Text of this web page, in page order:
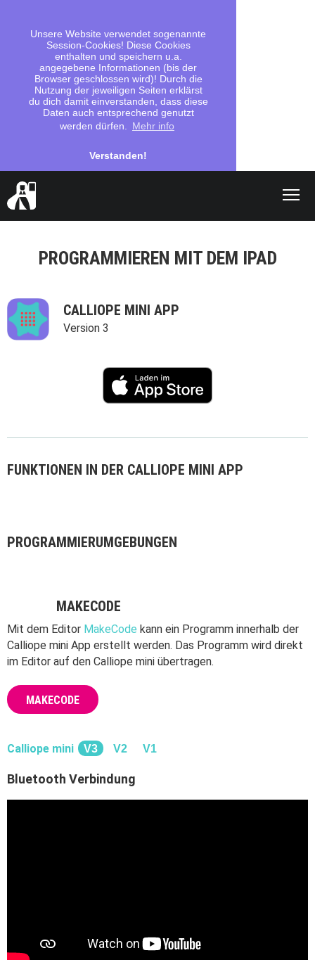
Unsere Website verwendet sogenannte
Session-Cookies! Diese Cookies
enthalten und speichern u.a.
angegebene Informationen (bis der
Browser geschlossen wird)! Durch die
Nutzung der jeweiligen Seiten erklärst
du dich damit einverstanden, dass diese
Daten auch entsprechend genutzt
werden dürfen.
Mehr info
Verstanden!
search
Los geht's
Programmieren
Schulen
PROGRAMMIEREN MIT DEM IPAD
CALLIOPE MINI APP
Version 3
FUNKTIONEN IN DER CALLIOPE MINI APP
PROGRAMMIERUMGEBUNGEN
MAKECODE
Mit dem Editor MakeCode kann ein Programm innerhalb der
Calliope mini App erstellt werden. Das Programm wird direkt
im Editor auf den Calliope mini übertragen.
MAKECODE
Calliope mini V3 V2 V1
Bluetooth Verbindung